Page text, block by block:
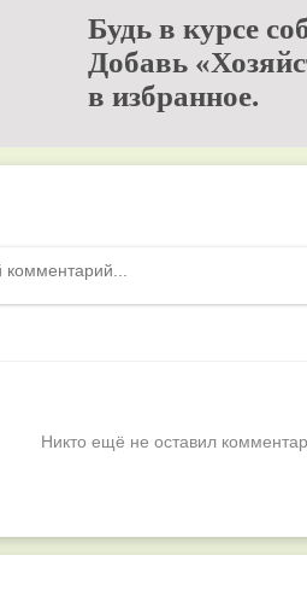
Будь в курсе
Добавь
в избранное.
Никто ещё не оставил